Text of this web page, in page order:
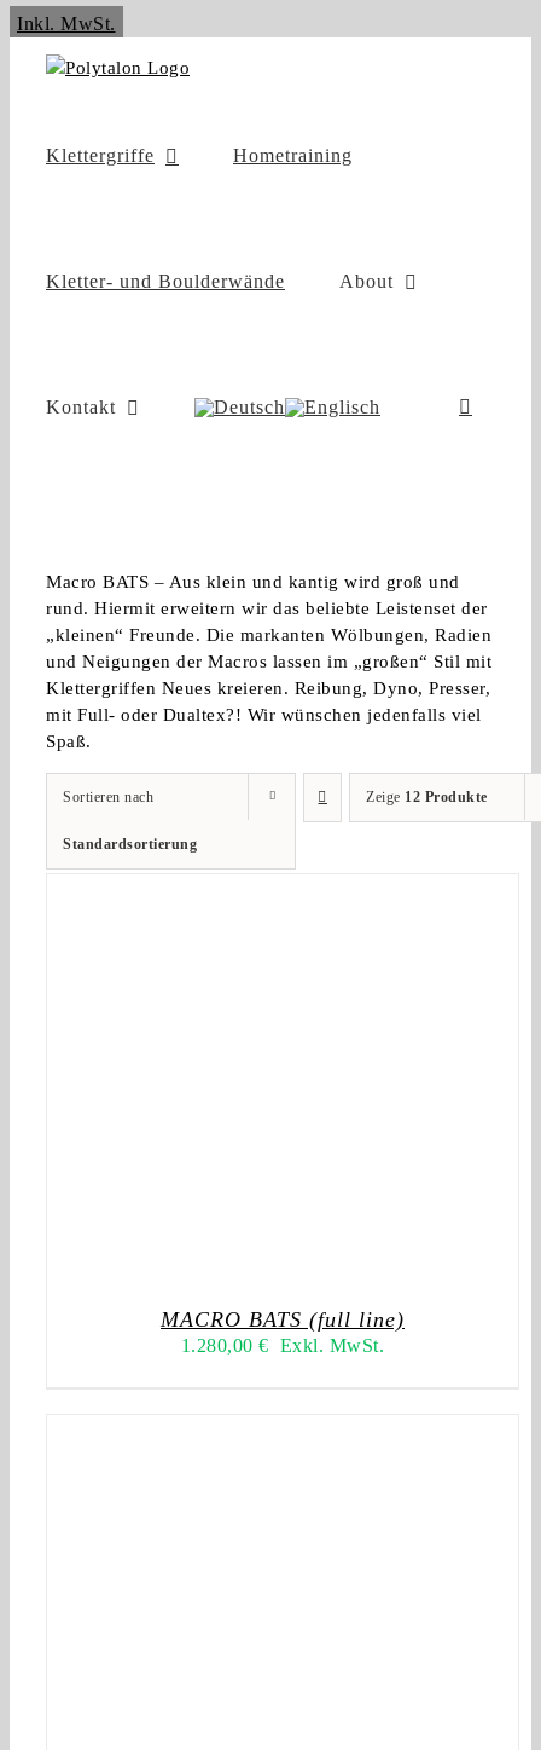
Inkl. MwSt.
springen
Klettergriffe Hometraining
Kletter- und Boulderwände About
Kontakt
Macro BATS – Aus klein und kantig wird groß und
rund. Hiermit erweitern wir das beliebte Leistenset der
„kleinen“ Freunde. Die markanten Wölbungen, Radien
und Neigungen der Macros lassen im „großen“ Stil mit
Klettergriffen Neues kreieren. Reibung, Dyno, Presser,
mit Full- oder Dualtex?! Wir wünschen jedenfalls viel
Spaß.
Sortieren nach
Standardsortierung
Zeige 12 Produkte
MACRO BATS (full line)
1.280,00€ Exkl. MwSt.